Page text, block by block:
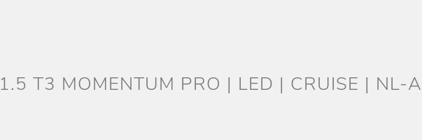
1.5 T3 MOMENTUM PRO | LED | CRUISE | NL-